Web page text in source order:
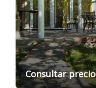
Consultar precio